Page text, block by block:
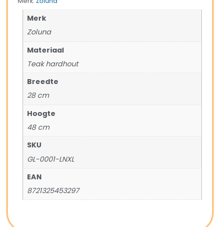
Merk
Zoluna
Materiaal
Teak hardhout
Breedte
28 cm
Hoogte
48 cm
SKU
GL-0001-LNXL
EAN
8721325453297